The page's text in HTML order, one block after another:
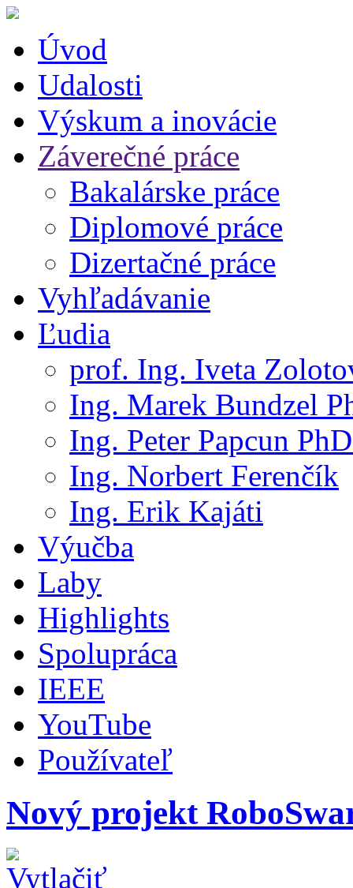
Úvod
Udalosti
Výskum a inovácie
Záverečné práce
Bakalárske práce
Diplomové práce
Dizertačné práce
Vyhľadávanie
Ľudia
prof. Ing. Iveta
Ing. Marek Bundzel
Ing. Peter Papcun
Ing. Norbert Ferenčík
Ing. Erik Kajáti
Výučba
Laby
Highlights
Spolupráca
IEEE
YouTube
Používateľ
Nový projekt